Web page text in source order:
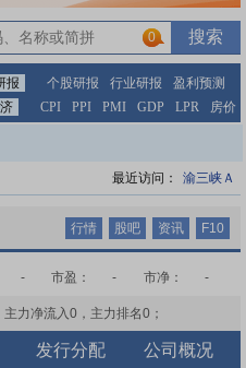
0
0
报 个股研报 行业研报
盈利预测
CPI PPI PMI GDP LPR 房价
最近访问： 渝三峡Ａ
行情 股吧 资讯 F10
- 市盈： - 市净： -
主力净流入0 ，主力排名0 ；
发行分配 公司概况